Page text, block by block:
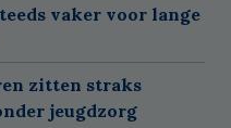
vaker voor lange
zitten straks
jeugdzorg